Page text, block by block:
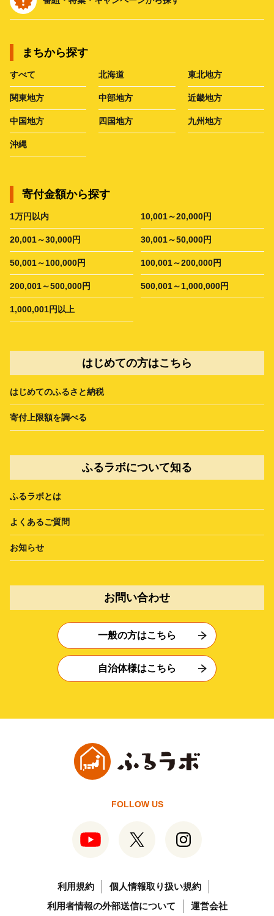
まちから探す
すべて 北海道 東北地方
関東地方 中部地方 近畿地方
中国地方 四国地方 九州地方
沖縄
寄付金額から探す
1万円以内 10,001～20,000円
20,001～30,000円 30,001～50,000円
50,001～100,000円 100,001～200,000円
200,001～500,000円 500,001～1,000,000円
1,000,001円以上
はじめての方はこちら
はじめてのふるさと納税
寄付上限額を調べる
ふるラボについて知る
ふるラボとは
よくあるご質問
お知らせ
お問い合わせ
一般の方はこちら
自治体様はこちら
FOLLOW US
利用規約
個人情報取り扱い規約
利用者情報の外部送信について
運営会社